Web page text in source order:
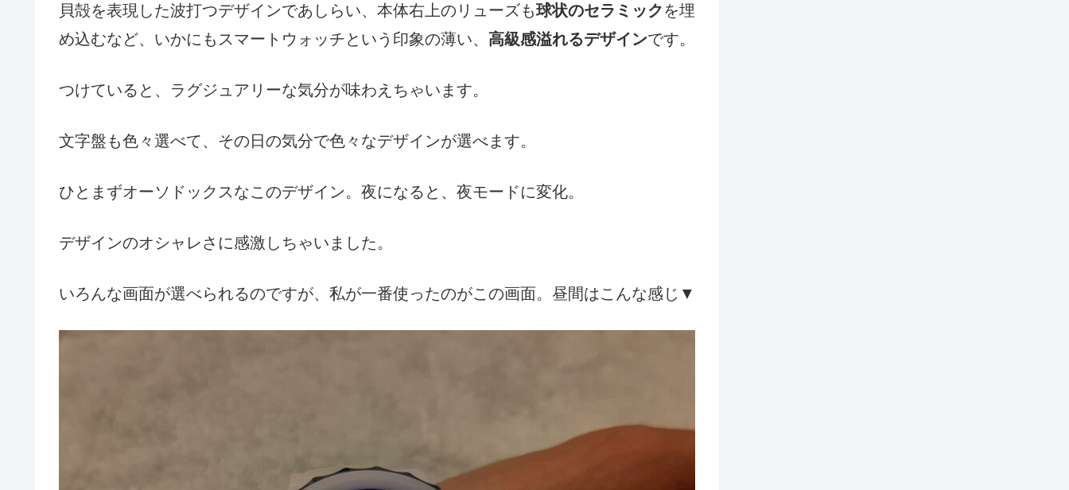
貝殻を表現した波打つデザインであしらい、本体右上のリューズも球状のセラミックを埋
め込むなど、いかにもスマートウォッチという印象の薄い、 高級感溢れるデザインです。
つけていると、ラグジュアリーな気分が味わえちゃいます。
文字盤も色々選べて、その日の気分で色々なデザインが選べます。
ひとまずオーソドックスなこのデザイン。夜になると、夜モードに変化。
デザインのオシャレさに感激しちゃいました。
いろんな画面が選べられるのですが、私が一番使ったのがこの画面。昼間はこんな感じ▼